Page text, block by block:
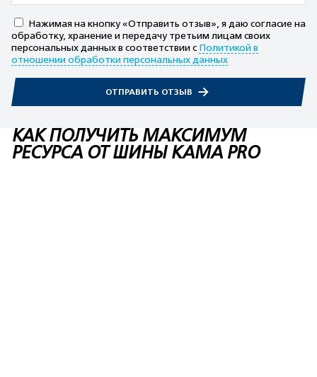
Нажимая на кнопку «Отправить отзыв», я даю согласие на
обработку, хранение и передачу третьим лицам своих
персональных данных в соответствии с Политикой в
отношении обработки персональных данных
ОТПРАВИТЬ ОТЗЫВ
КАК ПОЛУЧИТЬ МАКСИМУМ
РЕСУРСА ОТ ШИНЫ KAMA PRO